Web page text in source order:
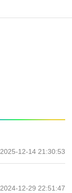
2025-12-14 21:30:53
2024-12-29 22:51:47